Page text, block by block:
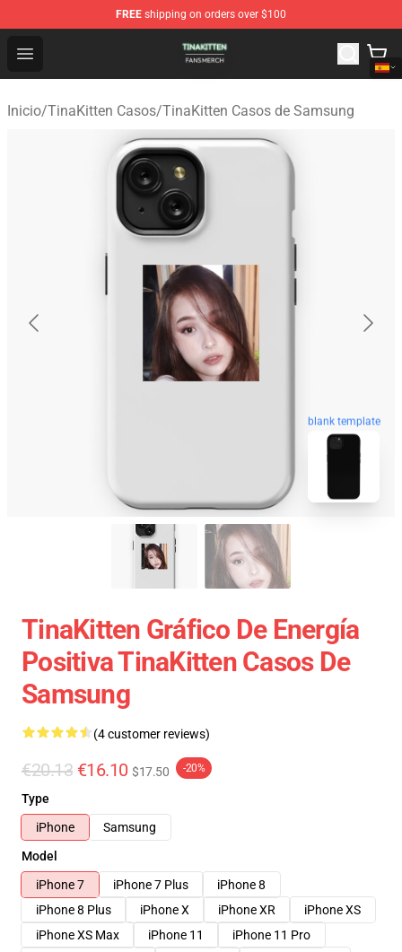
FREE shipping on orders over $100
Open menu
TinaKitten Shop - Official TinaKitten Merchandise Store
Inicio/TinaKitten Casos/TinaKitten Casos de Samsung
blank template
TinaKitten Gráfico De Energía
Positiva TinaKitten Casos De
Samsung
(4 customer reviews)
€20.13 €16.10 $17.50 -20%
Type
iPhone
Samsung
Model
iPhone 7
iPhone 7 Plus
iPhone 8
iPhone 8 Plus
iPhone X iPhone XR
iPhone XS
iPhone XS Max
iPhone 11
iPhone 11 Pro